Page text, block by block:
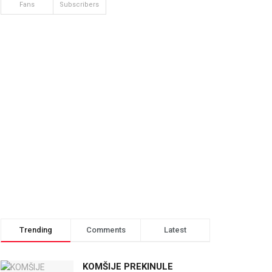
Fans Subscribers
Trending Comments Latest
KOMŠIJE PREKINULE